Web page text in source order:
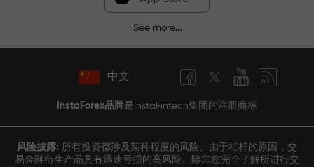
See more...
中文
InstaForex品牌是InstaFintech集团的注册商标
风险披露: 所有投资都涉及某种程度的风险。由于杠杆的原因，交
易金融衍生产品具有迅速亏损的高风险。除非您完全了解所进行交